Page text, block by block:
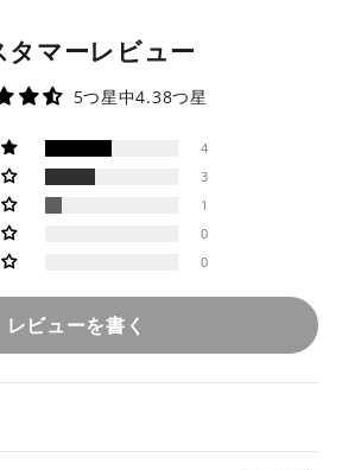
タマーレビュー
5つ星中4.38つ星
4
3
1
0
0
レビューを書く